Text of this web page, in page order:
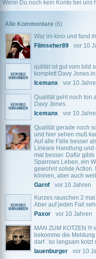
Wenn Du noch kein Konto bei uns
Alle Kommentare (6)
War im kino und fand
Filmseher89
vor 10
qulität ist gut vom bild
komplett Davy Jones
Icemanx
vor 10
Qualität geht noch ton
Davy Jones.
Icemanx
vor 10
Qualität gerade noch
und hier sehen muß
Auf alle Fälle besser
Lineare Handlung
mal besser. Dafür
Sparrows Leben, ein
gewohnt solide Action.
können, aber auch
Garnf
vor 10 Jahren
Kurzes rauschen 2
Aber auf jeden Fall
Paxor
vor 10 Jahren
MAN ZUM KOTZEN
bekomme die
darf . so langsam kotzt
lauenburger
vor 10